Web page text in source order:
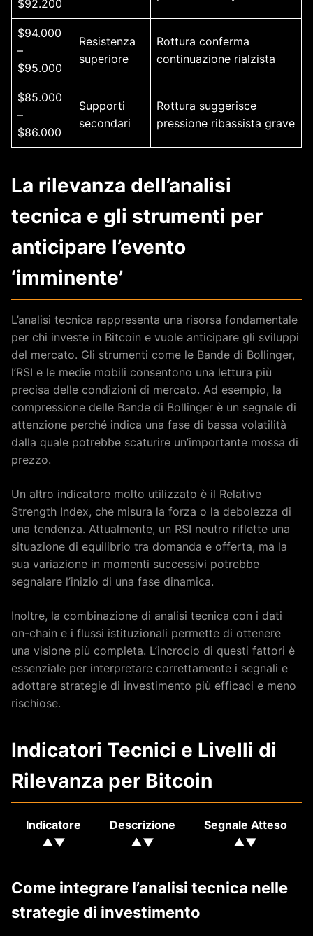
$92.200
$94.000
–
$95.000
Resistenza
superiore
Rottura conferma
continuazione rialzista
$85.000
–
$86.000
Supporti
secondari
Rottura suggerisce
pressione ribassista grave
La rilevanza dell’analisi
tecnica e gli strumenti per
anticipare l’evento
‘imminente’
L’analisi tecnica rappresenta una risorsa fondamentale
per chi investe in Bitcoin e vuole anticipare gli sviluppi
del mercato. Gli strumenti come le Bande di Bollinger,
l’RSI e le medie mobili consentono una lettura più
precisa delle condizioni di mercato. Ad esempio, la
compressione delle Bande di Bollinger è un segnale di
attenzione perché indica una fase di bassa volatilità
dalla quale potrebbe scaturire un’importante mossa di
prezzo.
Un altro indicatore molto utilizzato è il Relative
Strength Index, che misura la forza o la debolezza di
una tendenza. Attualmente, un RSI neutro riflette una
situazione di equilibrio tra domanda e offerta, ma la
sua variazione in momenti successivi potrebbe
segnalare l’inizio di una fase dinamica.
Inoltre, la combinazione di analisi tecnica con i dati
on-chain e i flussi istituzionali permette di ottenere
una visione più completa. L’incrocio di questi fattori è
essenziale per interpretare correttamente i segnali e
adottare strategie di investimento più efficaci e meno
rischiose.
Indicatori Tecnici e Livelli di
Rilevanza per Bitcoin
Indicatore
▲▼
Descrizione
▲▼
Segnale Atteso
▲▼
Come integrare l’analisi tecnica nelle
strategie di investimento